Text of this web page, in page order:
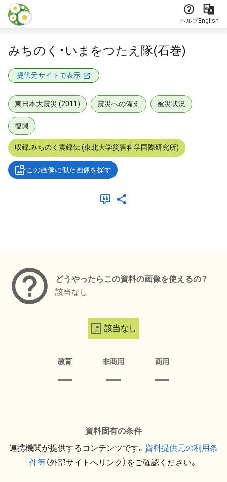
本文に飛ぶ
ヘルプEnglish
みちのく・いまをつたえ隊(石巻)
提供元サイトで表示
東日本大震災 (2011) 震災への備え 被災状況
復興
収録:みちのく震録伝 (東北大学災害科学国際研究所)
この画像に似た画像を探す
どうやったらこの資料の画像を使えるの？
該当なし
該当なし
教育 非商用 商用
資料固有の条件
連携機関が提供するコンテンツです。 資料提供元の利用条
件等（外部サイトへリンク）をご確認ください。